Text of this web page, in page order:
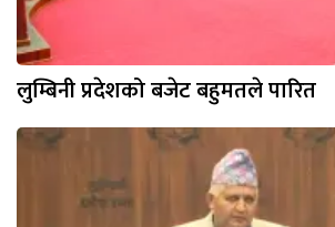
लुम्बिनी प्रदेशको बजेट बहुमतले पारित